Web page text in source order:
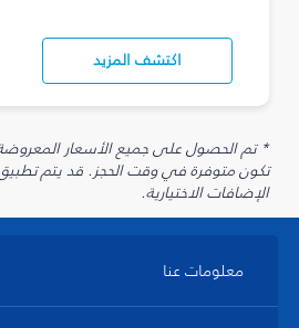
اكتشف المزيد
تكون متوفرة في وقت الحجز. قد يتم
الإضافات الاختيارية.
معلومات عنا